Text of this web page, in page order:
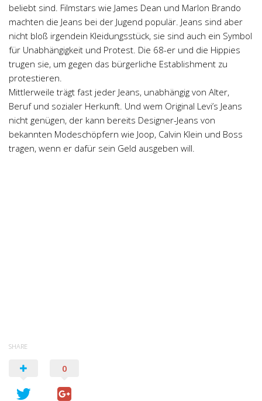
Pedagogika
Právo
Psychologie a Sociologie
Společenské vědy
Technika
Účetnictví
Zdravotnictví
beliebt sind. Filmstars wie James Dean und Marlon Brando
machten die Jeans bei der Jugend populär. Jeans sind aber
nicht bloß irgendein Kleidungsstück, sie sind auch ein Symbol
für Unabhängigkeit und Protest. Die 68-er und die Hippies
trugen sie, um gegen das bürgerliche Establishment zu
protestieren.
Mittlerweile trägt fast jeder Jeans, unabhängig von Alter,
Beruf und sozialer Herkunft. Und wem Original Levi’s Jeans
nicht genügen, der kann bereits Designer-Jeans von
bekannten Modeschöpfern wie Joop, Calvin Klein und Boss
tragen, wenn er dafür sein Geld ausgeben will.
SHARE
0